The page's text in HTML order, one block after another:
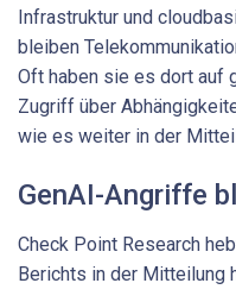
Infrastruktur und
bleiben
Oft haben sie es dort auf
Zugriff über
wie es weiter in der
GenAI-Angriffe
Check Point Research
Berichts in der Mitteilung